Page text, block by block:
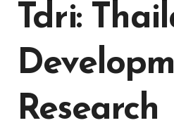
Tdri:
Research